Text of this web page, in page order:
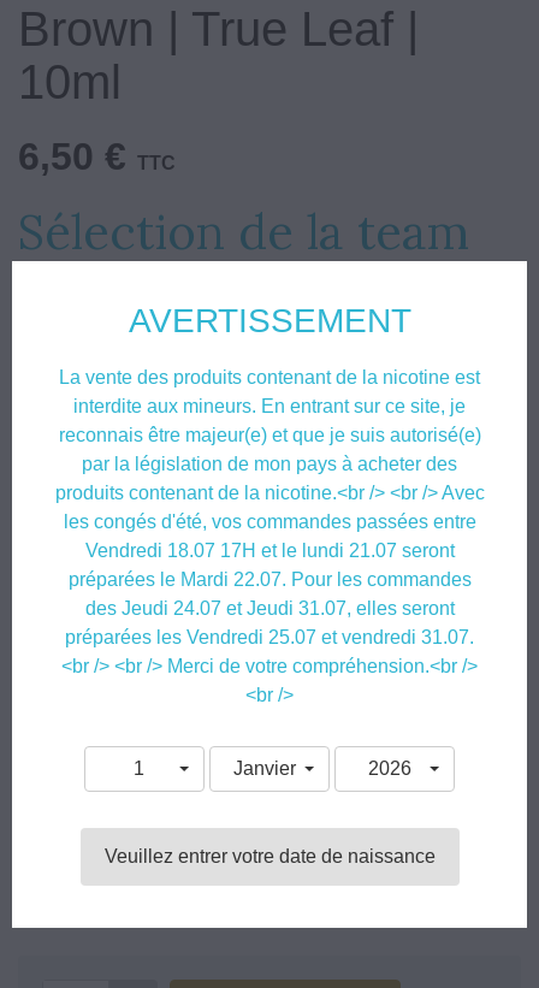
Brown | True Leaf |
10ml
6,50 € TTC
Sélection de la team
directement à partir de véritables feuilles de tabac avec 50% de
Burley et 50% de Virginia (garantie sans arômes de synthèse)!
Conditionné en flacon 10ml, avec protection d’ouverture enfant,
bague d’inviolabilité et pipette intégrée.
Disponible en 0mg | 3mg | 6mg | 12mg | 16mg
Composé en 50% Propylène Glycol et 50% Glycérine Végétale,
d’arômes alimentaires 100% français.
Le eliquide Brown - True Leaf
est créé par Starvap et produit en France par
Yaalom, 24 rue des Sablons 94470 Boissy-Saint-Leger.
Attention : respecter les précautions d'emploi
Taux de
AVERTISSEMENT
La vente des produits contenant de la nicotine est
interdite aux mineurs. En entrant sur ce site, je
reconnais être majeur(e) et que je suis autorisé(e)
par la législation de mon pays à acheter des
produits contenant de la nicotine.<br /> <br /> Avec
les congés d'été, vos commandes passées entre
Vendredi 18.07 17H et le lundi 21.07 seront
préparées le Mardi 22.07. Pour les commandes
des Jeudi 24.07 et Jeudi 31.07, elles seront
préparées les Vendredi 25.07 et vendredi 31.07.
<br /> <br /> Merci de votre compréhension.<br />
<br />
1 Janvier 2026
Veuillez entrer votre date de naissance